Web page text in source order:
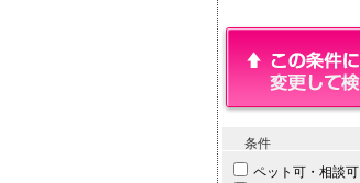
条件
ペット可・相談可